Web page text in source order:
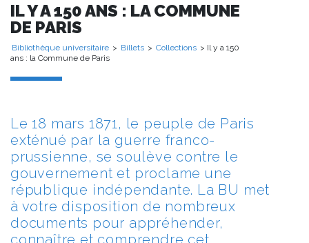
IL Y A 150 ANS : LA COMMUNE
DE PARIS
Bibliothèque universitaire > Billets > Collections > Il y a 150
ans : la Commune de Paris
Le 18 mars 1871, le peuple de Paris
exténué par la guerre franco-
prussienne, se soulève contre le
gouvernement et proclame une
république indépendante. La BU met
à votre disposition de nombreux
documents pour appréhender,
connaître et comprendre cet